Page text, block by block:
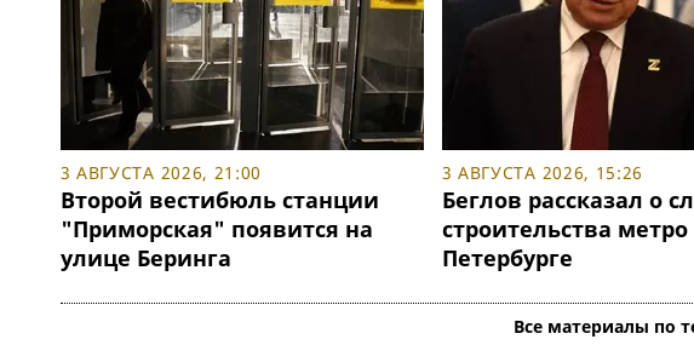
3 АВГУСТА 2026, 21:00
Второй вестибюль станции
"Приморская" появится на
улице Беринга
3 АВГУСТА 2026, 15:26
Беглов рассказал о
строительства метро
Петербурге
Все материалы по